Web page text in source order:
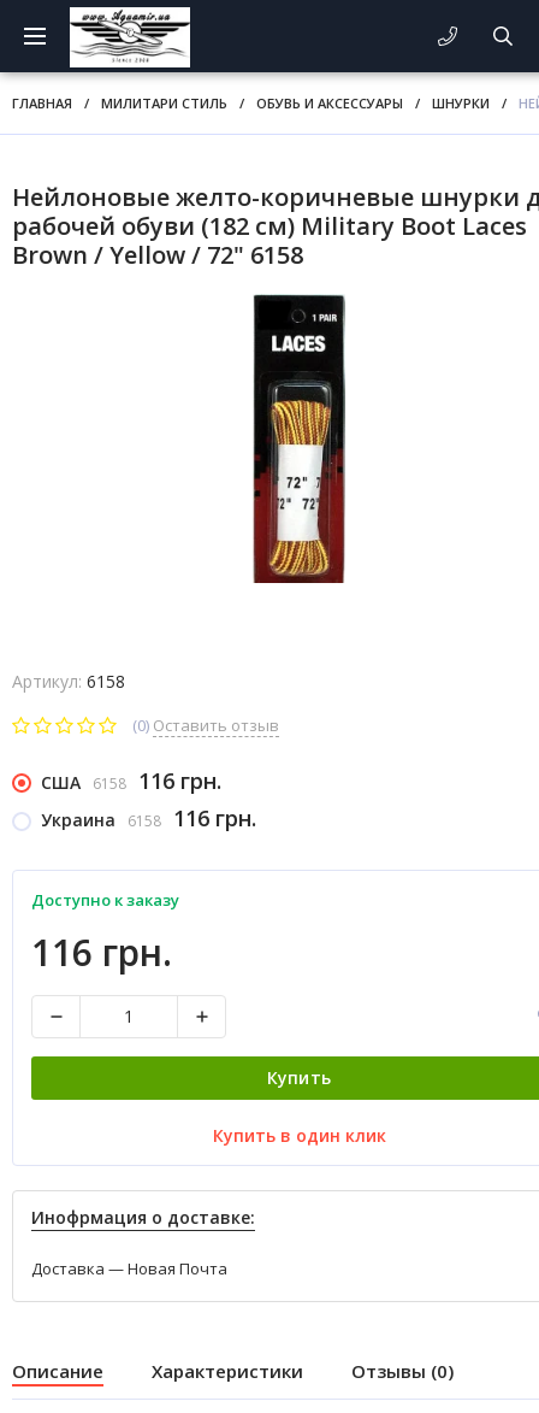
ГЛАВНАЯ / МИЛИТАРИ СТИЛЬ / ОБУВЬ И АКСЕССУАРЫ / ШНУРКИ /
Нейлоновые желто-коричневые шнурки
рабочей обуви (182 см) Military Boot Laces
Brown / Yellow / 72" 6158
Артикул: 6158
(0) Оставить отзыв
США 6158 116 грн.
Украина 6158 116 грн.
Доступно к заказу
116 грн.
Купить
Купить в один клик
Инофрмация о доставке:
Доставка — Новая Почта
Описание Характеристики Отзывы (0)